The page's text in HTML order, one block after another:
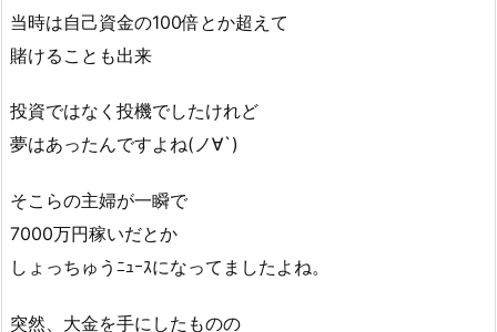
当時は自己資金の100倍とか超えて
賭けることも出来
投資ではなく投機でしたけれど
夢はあったんですよね(ノ∀`)
そこらの主婦が一瞬で
7000万円稼いだとか
しょっちゅうﾆｭｰｽになってましたよね。
突然、大金を手にしたものの